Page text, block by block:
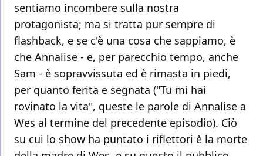
sentiamo incombere sulla nostra
protagonista; ma si tratta pur sempre di
flashback, e se c'è una cosa che sappiamo, è
che Annalise - e, per parecchio tempo, anche
Sam - è sopravvissuta ed è rimasta in piedi,
per quanto ferita e segnata ("Tu mi hai
rovinato la vita", queste le parole di Annalise a
Wes al termine del precedente episodio). Ciò
su cui lo show ha puntato i riflettori è la morte